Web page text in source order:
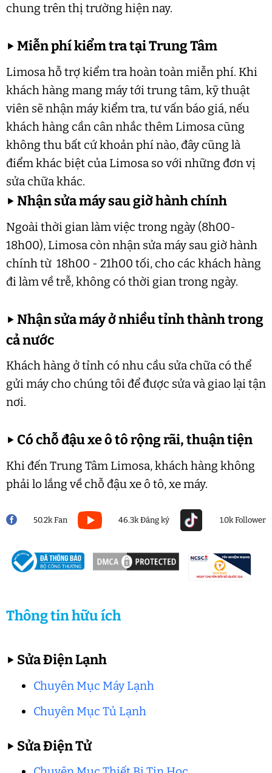
chung trên thị trường hiện nay.
▶Miễn phí kiểm tra tại Trung Tâm
Limosa hỗ trợ kiểm tra hoàn toàn miễn phí. Khi
khách hàng mang máy tới trung tâm, kỹ thuật
viên sẽ nhận máy kiểm tra, tư vấn báo giá, nếu
khách hàng cần cân nhắc thêm Limosa cũng
không thu bất cứ khoản phí nào, đây cũng là
điểm khác biệt của Limosa so với những đơn vị
sửa chữa khác.
▶Nhận sửa máy sau giờ hành chính
Ngoài thời gian làm việc trong ngày (8h00-
18h00), Limosa còn nhận sửa máy sau giờ hành
chính từ 18h00 - 21h00 tối, cho các khách hàng
đi làm về trễ, không có thời gian trong ngày.
▶Nhận sửa máy ở nhiều tỉnh thành trong
cả nước
Khách hàng ở tỉnh có nhu cầu sửa chữa có thể
gửi máy cho chúng tôi để được sửa và giao lại tận
nơi.
▶ Có chỗ đậu xe ô tô rộng rãi, thuận tiện
Khi đến Trung Tâm Limosa, khách hàng không
phải lo lắng về chỗ đậu xe ô tô, xe máy.
50.2k Fan 46.3k Đăng ký 1.0k Follower
Thông tin hữu ích
▶ Sửa Điện Lạnh
Chuyên Mục Máy Lạnh
Chuyên Mục Tủ Lạnh
▶ Sửa Điện Tử